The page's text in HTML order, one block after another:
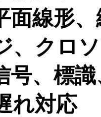
線形、
、クロ
、標識
れ対応